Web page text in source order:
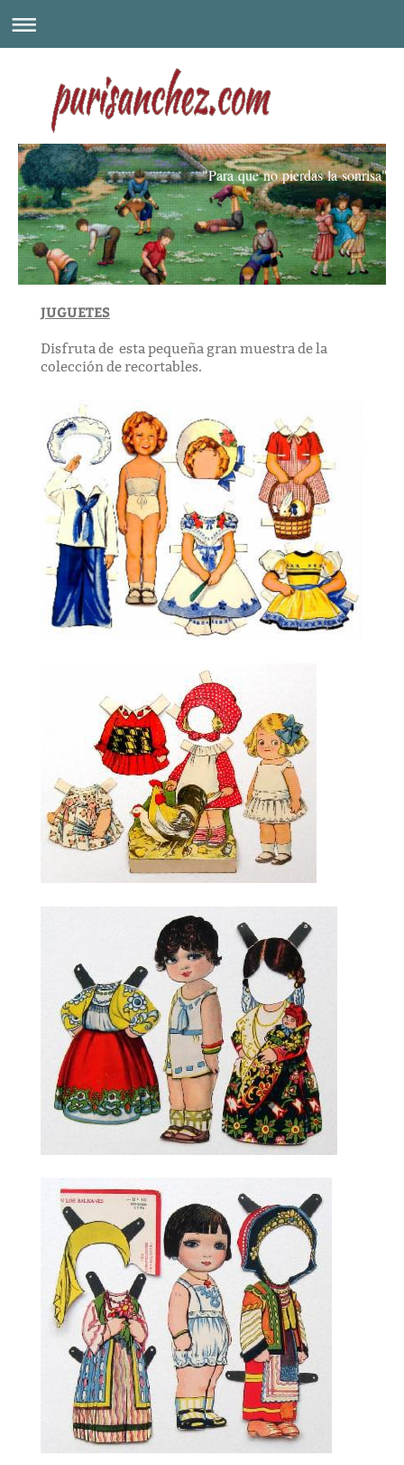
"Para que no pierdas la sonrisa"
JUGUETES
Disfruta de esta pequeña gran muestra de la
colección de recortables.